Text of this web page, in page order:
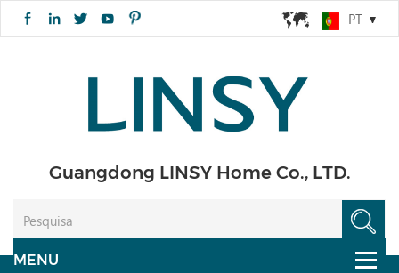
PT
Guangdong LINSY Home Co., LTD.